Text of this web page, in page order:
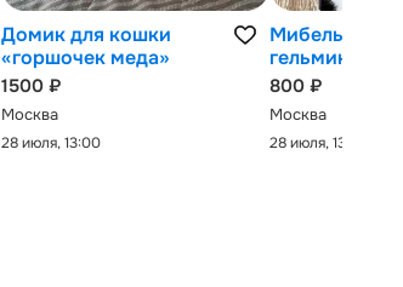
Домик для кошки
«горшочек меда»
1500 ₽
Москва
28 июля, 13:00
Мибельмакс
гельминтов
800 ₽
Москва
28 июля, 13:00